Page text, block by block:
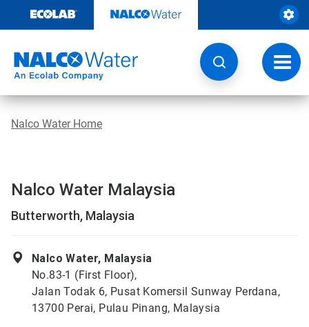
content
Nalco Water Home
Nalco Water Malaysia
Butterworth, Malaysia
Nalco Water, Malaysia
No.83-1 (First Floor),
Jalan Todak 6, Pusat Komersil Sunway Perdana,
13700 Perai, Pulau Pinang, Malaysia